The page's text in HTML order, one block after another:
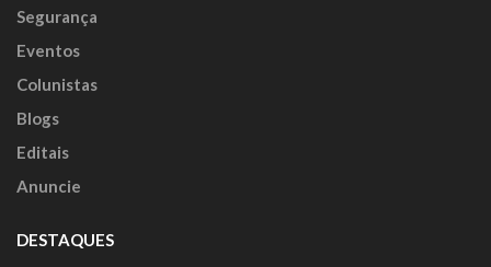
Segurança
Eventos
Colunistas
Blogs
Editais
Anuncie
DESTAQUES